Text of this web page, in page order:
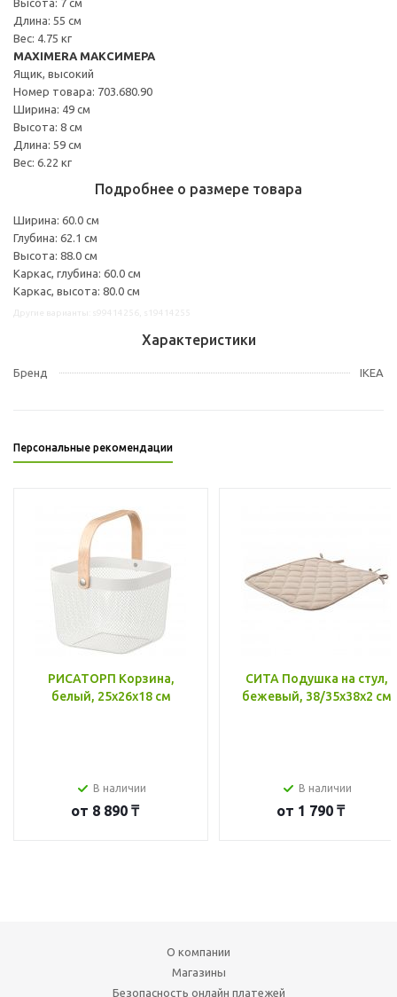
Длина: 55 см
Вес: 4.75 кг
MAXIMERA МАКСИМЕРА
Ящик, высокий
Номер товара: 703.680.90
Ширина: 49 см
Высота: 8 см
Длина: 59 см
Вес: 6.22 кг
Подробнее о размере товара
Ширина: 60.0 см
Глубина: 62.1 см
Высота: 88.0 см
Каркас, глубина: 60.0 см
Каркас, высота: 80.0 см
Характеристики
Бренд IKEA
Персональные рекомендации
РИСАТОРП Корзина,
белый, 25x26x18 см
В наличии
от 8 890 ₸
СИТА Подушка на стул,
бежевый, 38/35x38x2 см
В наличии
от 1 790 ₸
О компании
Магазины
Безопасность онлайн платежей